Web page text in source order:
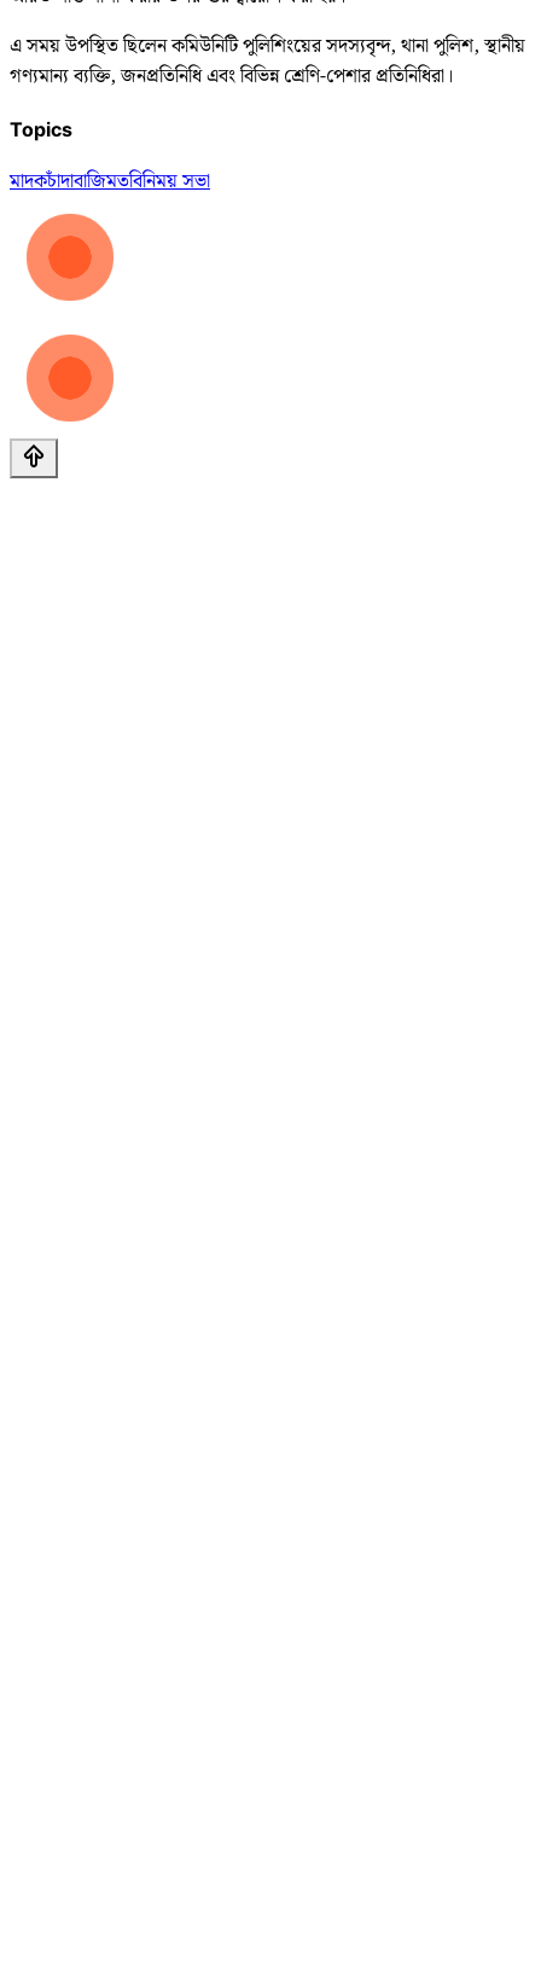
এ সময় উপস্থিত ছিলেন কমিউনিটি পুলিশিংয়ের সদস্যবৃন্দ, থানা পুলিশ, স্থানীয়
গণ্যমান্য ব্যক্তি, জনপ্রতিনিধি এবং বিভিন্ন শ্রেণি-পেশার প্রতিনিধিরা।
Topics
মাদকচাঁদাবাজিমতবিনিময় সভা